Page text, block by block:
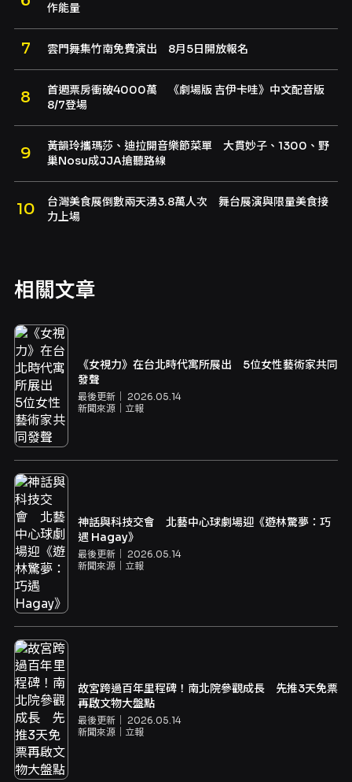
作能量
雲門舞集竹南免費演出 8月5日開放報名
首週票房衝破4000萬 《劇場版 吉伊卡哇》中文配音版
8/7登場
黃韻玲攜瑪莎、迪拉開音樂節菜單 大貫妙子、1300、野
巢Nosu成JJA搶聽路線
台灣美食展倒數兩天湧3.8萬人次 舞台展演與限量美食接
力上場
相關文章
《女視力》在台北時代寓所展出 5位女性藝術家共同
發聲
最後更新｜ 2026.05.14
新聞來源｜ 立報
神話與科技交會 北藝中心球劇場迎《遊林驚夢：巧
遇 Hagay》
最後更新｜ 2026.05.14
新聞來源｜ 立報
故宮跨過百年里程碑！南北院參觀成長 先推3天免票
再啟文物大盤點
最後更新｜ 2026.05.14
新聞來源｜ 立報